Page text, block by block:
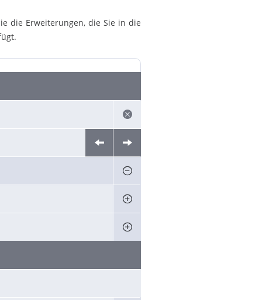
die Erweiterungen, die Sie in die